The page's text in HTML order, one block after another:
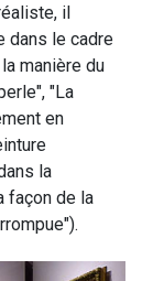
il
dans le cadre
manière du
"La
en
la
façon de la